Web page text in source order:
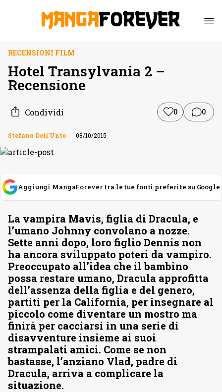
RECENSIONI FILM
Hotel Transylvania 2 –
Recensione
Condividi 0 0
Stefano Dell'Unto 08/10/2015
Aggiungi MangaForever tra le tue fonti preferite su Google
La vampira Mavis, figlia di Dracula, e
l’umano Johnny convolano a nozze.
Sette anni dopo, loro figlio Dennis non
ha ancora sviluppato poteri da vampiro.
Preoccupato all’idea che il bambino
possa restare umano, Dracula approfitta
dell’assenza della figlia e del genero,
partiti per la California, per insegnare al
piccolo come diventare un mostro ma
finirà per cacciarsi in una serie di
disavventure insieme ai suoi
strampalati amici. Come se non
bastasse, l’anziano Vlad, padre di
Dracula, arriva a complicare la
situazione.